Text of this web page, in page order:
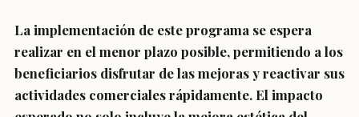
La implementación de este programa se espera
realizar en el menor plazo posible, permitiendo a los
beneficiarios disfrutar de las mejoras y reactivar sus
actividades comerciales rápidamente. El impacto